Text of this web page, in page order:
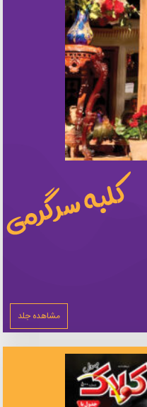
مشاهده جلد